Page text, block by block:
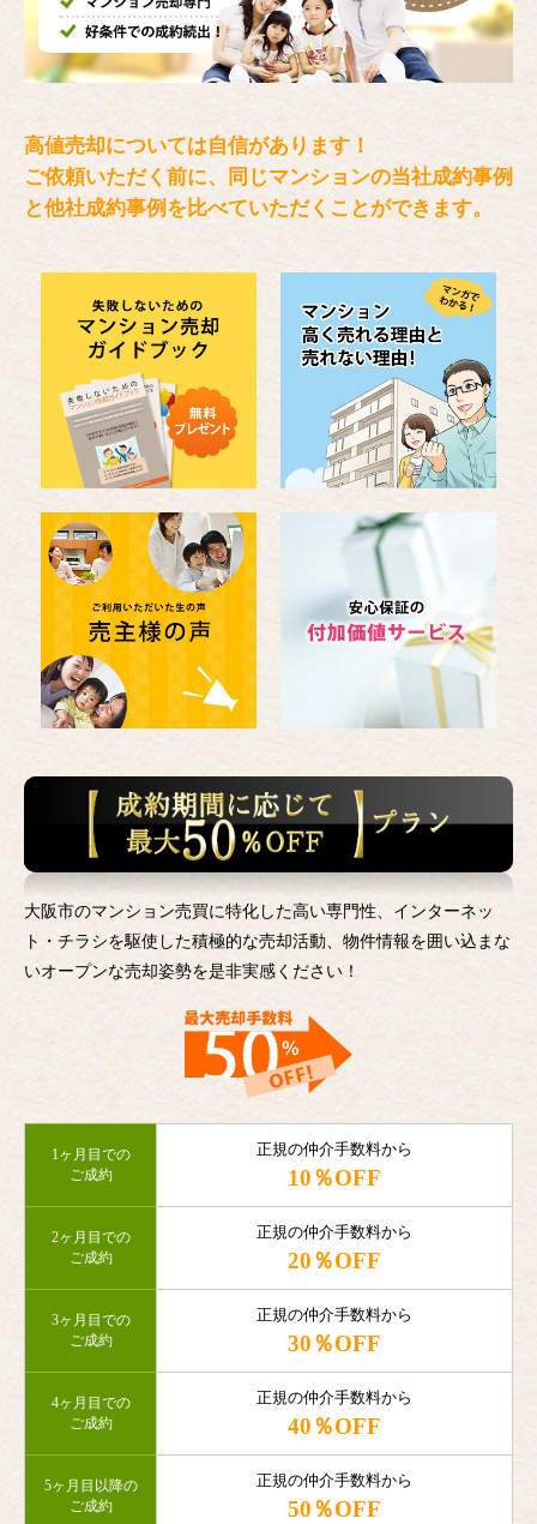
高値売却については自信があります！
ご依頼いただく前に、同じマンションの当社成約事例
と他社成約事例を比べていただくことができます。
大阪市のマンション売買に特化した高い専門性、インターネッ
ト・チラシを駆使した積極的な売却活動、 物件情報を囲い込まな
いオープンな売却姿勢を是非実感ください！
1ヶ月目での
ご成約
正規の仲介手数料から
10％OFF
2ヶ月目での
ご成約
正規の仲介手数料から
20％OFF
3ヶ月目での
ご成約
正規の仲介手数料から
30％OFF
4ヶ月目での
ご成約
正規の仲介手数料から
40％OFF
5ヶ月目以降の
ご成約
正規の仲介手数料から
50％OFF